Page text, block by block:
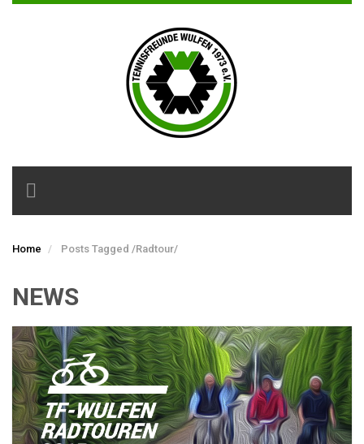
Toggle
navigation
Home Posts Tagged /Radtour/
NEWS